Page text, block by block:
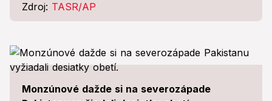
Zdroj: TASR/AP
Monzúnové dažde si na severozápade